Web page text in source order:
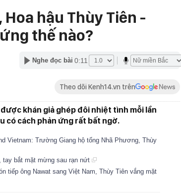
hậu Thùy Tiên -
thế nào?
Nghe đọc bài 0:11
Theo dõi Kenh14.vn trên
khán giả ghép đôi nhiệt tình mỗi lần
có cách phản ứng rất bất ngờ.
Vietnam: Trường Giang hộ tống Nhã Phương, Thùy
tay bắt mặt mừng sau rạn nứt
tiếp ông Nawat sang Việt Nam, Thùy Tiên vắng mặt